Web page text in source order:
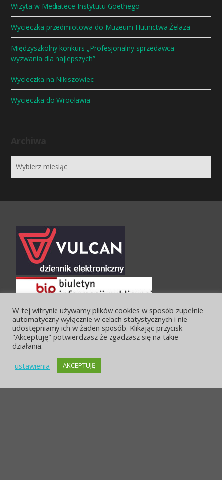
Wizyta w Mediatece Instytutu Goethego
Wycieczka przedmiotowa do Muzeum Hutnictwa Żelaza
Międzyszkolny konkurs „Profesjonalny sprzedawca –
wyzwania dla najlepszych”
Wycieczka na Nikiszowiec
Wycieczka do Wrocławia
W tej witrynie używamy plików cookies w sposób zupełnie
automatyczny wyłącznie w celach statystycznych i nie
udostępniamy ich w żaden sposób. Klikając przycisk
"Akceptuję" potwierdzasz że zgadzasz się na takie
działania.
ustawienia
AKCEPTUJĘ